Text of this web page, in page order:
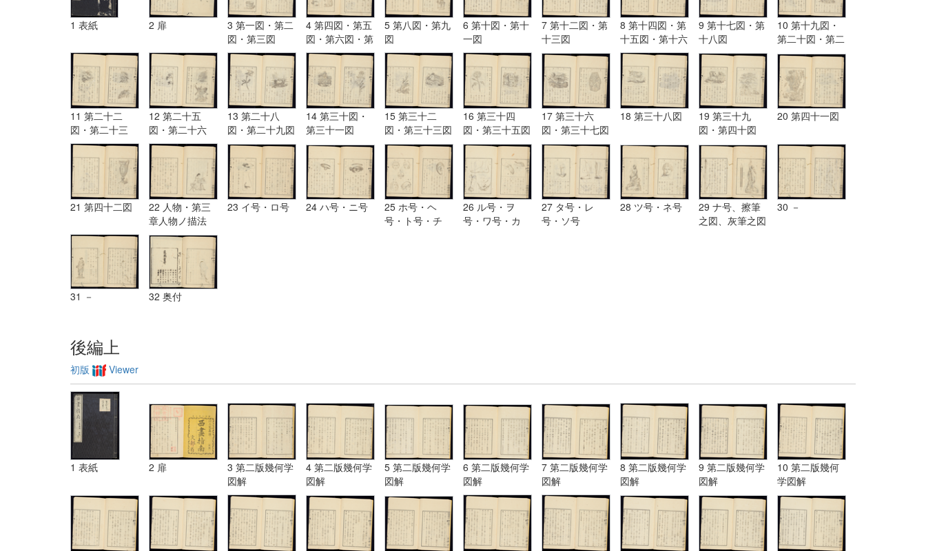
1 表紙 2 扉
3 第一図・第二
図・第三図
4 第四図・第五
図・第六図・第
七図
5 第八図・第九
図
6 第十図・第十
一図
7 第十二図・第
十三図
8 第十四図・第
十五図・第十六
図
9 第十七図・第
十八図
10 第十九図・
第二十図・第二
十一図
11 第二十二
図・第二十三
図・第二十四図
12 第二十五
図・第二十六
図・第二十七図
13 第二十八
図・第二十九図
14 第三十図・
第三十一図
15 第三十二
図・第三十三図
16 第三十四
図・第三十五図
17 第三十六
図・第三十七図
18 第三十八図
19 第三十九
図・第四十図
20 第四十一図
21 第四十二図
22 人物・第三
章人物ノ描法
23 イ号・ロ号 24 ハ号・ニ号
25 ホ号・ヘ
号・ト号・チ
26 ル号・ヲ
号・ワ号・カ
27 タ号・レ
号・ソ号
28 ツ号・ネ号
29 ナ号、擦筆
之図、灰筆之図
30 －
31 － 32 奥付
後編上
初版 Viewer
1 表紙 2 扉
3 第二版幾何学
図解
4 第二版幾何学
図解
5 第二版幾何学
図解
6 第二版幾何学
図解
7 第二版幾何学
図解
8 第二版幾何学
図解
9 第二版幾何学
図解
10 第二版幾何
学図解